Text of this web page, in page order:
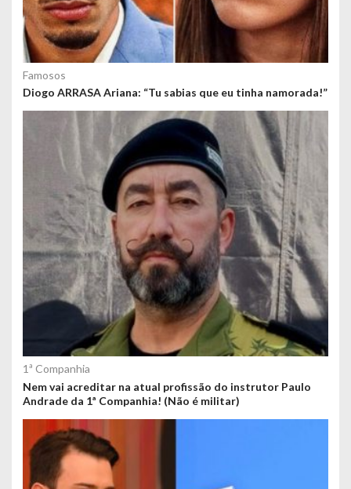
Famosos
Diogo ARRASA Ariana: “Tu sabias que eu tinha namorada!”
1ª Companhia
Nem vai acreditar na atual profissão do instrutor Paulo
Andrade da 1ª Companhia! (Não é militar)